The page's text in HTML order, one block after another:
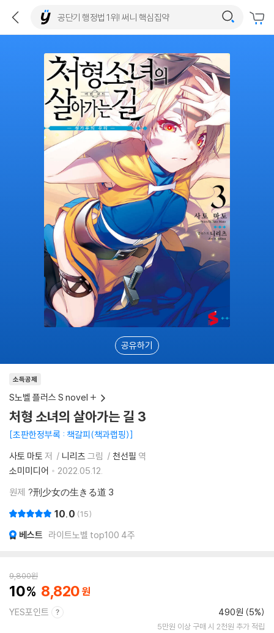
공유하기
소득공제
S노벨 플러스 S novel +
처형 소녀의 살아가는 길 3
초판한정부록 : 책갈피(책과랩핑)
사토 마토 저 니리츠 그림 천선필 역
소미미디어
2022.05.12.
원제 ?刑少女の生きる道 3
10.0 15
베스트 라이트노벨 top100 4주
9,800원
10 8,820
YES포인트 490원 (5%)
5만원 이상 구매 시 2천원 추가 적립